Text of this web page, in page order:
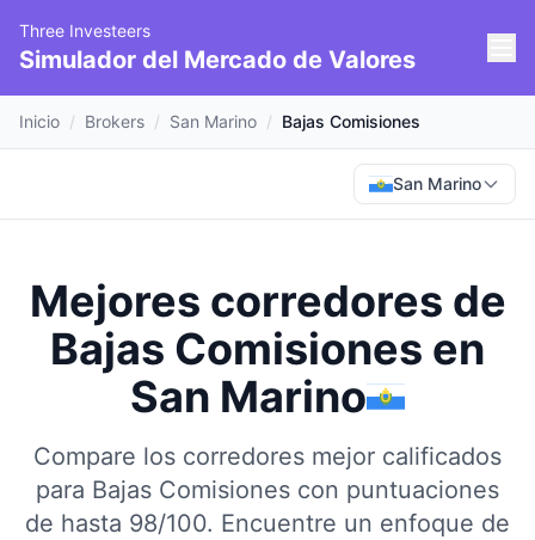
Three Investeers
Simulador del Mercado de Valores
Inicio / Brokers / San Marino / Bajas Comisiones
San Marino
Mejores corredores de
Bajas Comisiones en
San Marino
Compare los corredores mejor calificados
para Bajas Comisiones con puntuaciones
de hasta 98/100. Encuentre un enfoque de